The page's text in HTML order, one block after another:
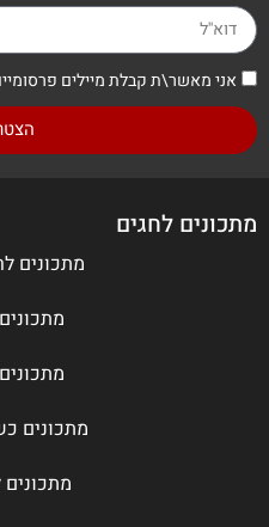
אני מאשר\ת קבלת מיילים
מתכונים לחגים
מתכונים
מתכונים